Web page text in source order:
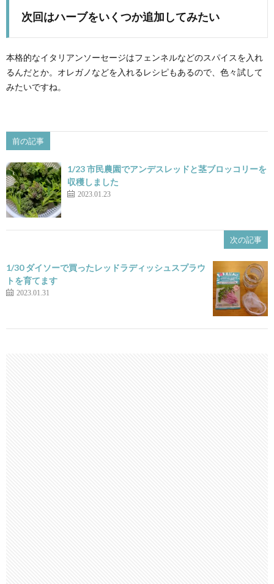
次回はハーブをいくつか追加してみたい
本格的なイタリアンソーセージはフェンネルなどのスパイスを入れ
るんだとか。オレガノなどを入れるレシピもあるので、色々試して
みたいですね。
前の記事
1/23 市民農園でアンデスレッドと茎ブロッコリーを
収穫しました
2023.01.23
次の記事
1/30 ダイソーで買ったレッドラディッシュスプラウ
トを育てます
2023.01.31